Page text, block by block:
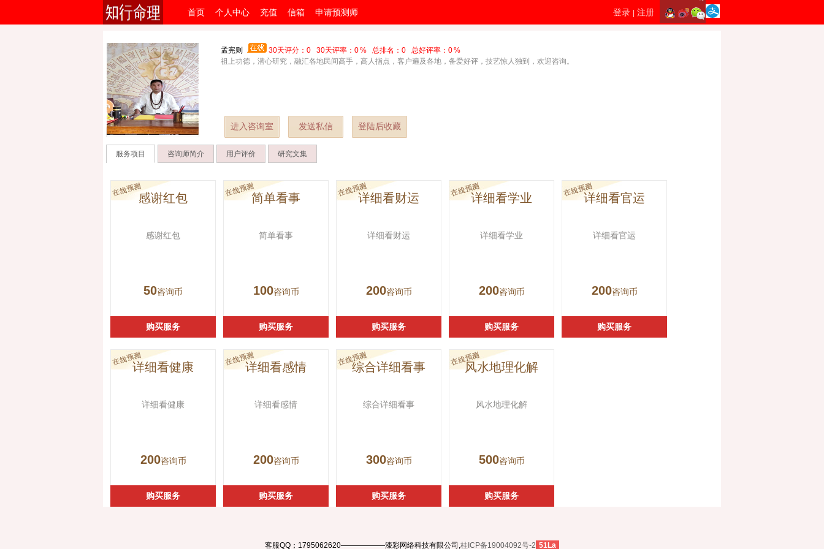
登录 注册
首页 个人中心 充值 信箱 申请预测师
孟宪则 30天评分： 0 30天评率： 0% 总排名： 0 总好评率： 0%
祖上功德，潜心研究，融汇各地民间高手，高人指点，客户遍及各地，备爱好评，技艺惊人独到，欢迎咨询。
进入咨询室 发送私信 登陆后收藏
服务项目 咨询师简介 用户评价 研究文集
感谢红包
感谢红包
50咨询币
购买服务
简单看事
简单看事
100咨询币
购买服务
详细看财运
详细看财运
200咨询币
购买服务
详细看学业
详细看学业
200咨询币
购买服务
详细看官运
详细看官运
200咨询币
购买服务
详细看健康
详细看健康
200咨询币
购买服务
详细看感情
详细看感情
200咨询币
购买服务
综合详细看事
综合详细看事
300咨询币
购买服务
风水地理化解
风水地理化解
500咨询币
购买服务
客服QQ；1795062620——————漆彩网络科技有限公司,桂ICP备19004092号-2 51La